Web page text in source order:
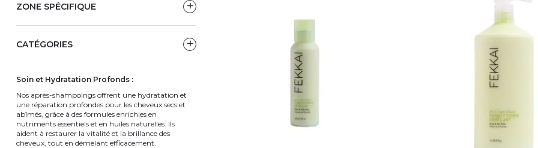
ZONE SPÉCIFIQUE
CATÉGORIES
Soin et Hydratation Profonds :
Nos après-shampoings offrent une hydratation et
une réparation profondes pour les cheveux secs et
abîmés, grâce à des formules enrichies en
nutriments essentiels et en huiles naturelles. Ils
aident à restaurer la vitalité et la brillance des
cheveux, tout en démêlant efficacement.